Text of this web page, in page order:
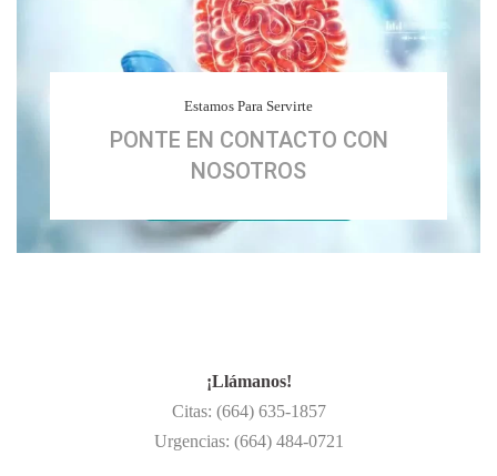
Estamos Para Servirte
PONTE EN CONTACTO CON
NOSOTROS
¡Llámanos!
Citas: (664) 635-1857
Urgencias: (664) 484-0721